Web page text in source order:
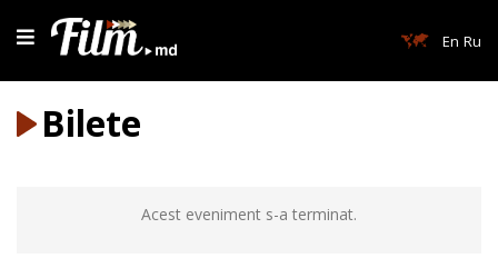
En Ru
Bilete
Acest eveniment s-a terminat.